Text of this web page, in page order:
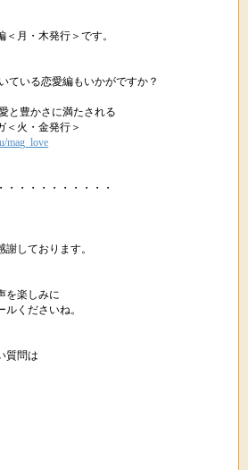
月・木発行＞です。
ている恋愛編もいかがですか？
と豊かさに満たされる
＜火・金発行＞
mag_love
・・・・・・・・・・
しております。
を楽しみに
くださいね。
質問は